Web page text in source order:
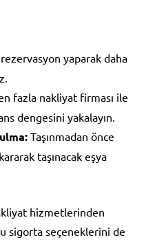
yaparak daha
fazla nakliyat firması ile
dengesini yakalayın.
Taşınmadan önce
taşınacak eşya
hizmetlerinden
sigorta seçeneklerini de